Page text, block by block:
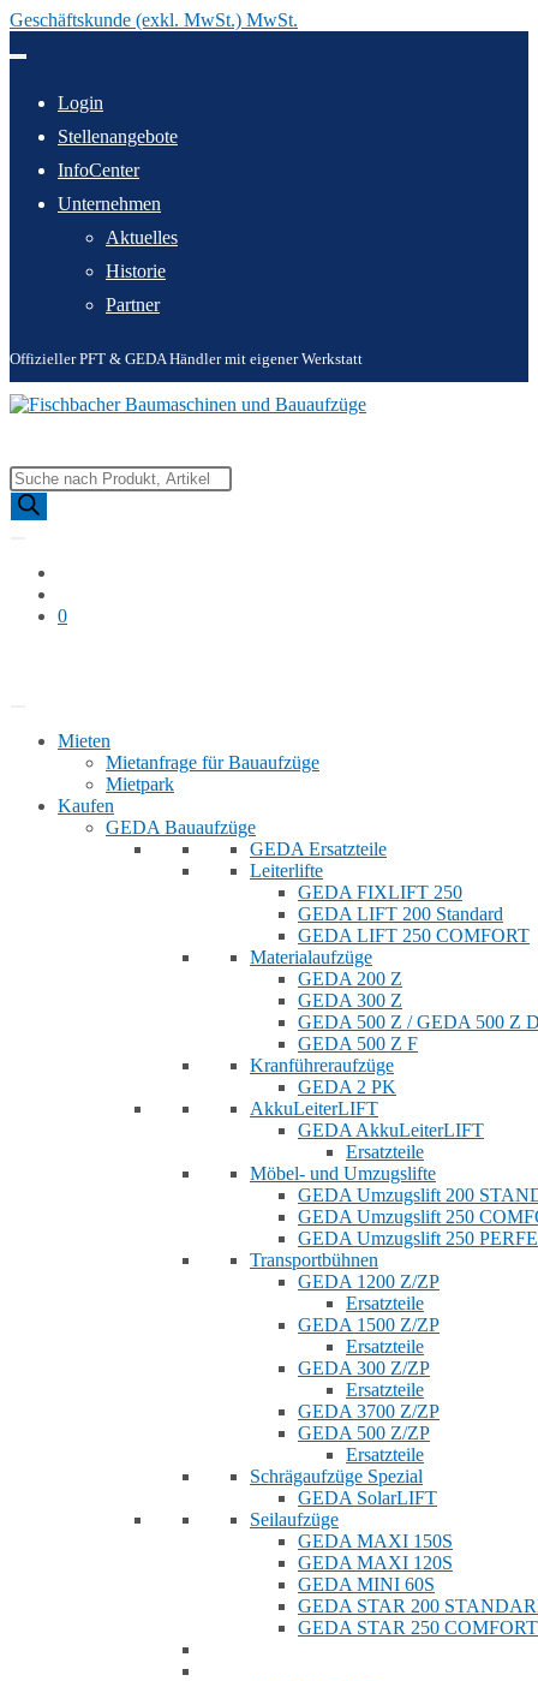
Geschäftskunde (exkl. MwSt.) MwSt.
Inhalt
Login
Stellenangebote
InfoCenter
Unternehmen
Aktuelles
Historie
Partner
Offizieller PFT & GEDA Händler mit eigener Werkstatt
Products
search
0
Mieten
Mietanfrage für Bauaufzüge
Mietpark
Kaufen
GEDA Bauaufzüge
GEDA Ersatzteile
Leiterlifte
GEDA FIXLIFT 250
GEDA LIFT 200 Standard
GEDA LIFT 250 COMFORT
Materialaufzüge
GEDA 200 Z
GEDA 300 Z
GEDA 500 Z / GEDA 500 Z
GEDA 500 Z F
Kranführeraufzüge
GEDA 2 PK
AkkuLeiterLIFT
GEDA AkkuLeiterLIFT
Ersatzteile
Möbel- und Umzugslifte
GEDA Umzugslift 200
GEDA Umzugslift 250
GEDA Umzugslift 250
Transportbühnen
GEDA 1200 Z/ZP
Ersatzteile
GEDA 1500 Z/ZP
Ersatzteile
GEDA 300 Z/ZP
Ersatzteile
GEDA 3700 Z/ZP
GEDA 500 Z/ZP
Ersatzteile
Schrägaufzüge Spezial
GEDA SolarLIFT
Seilaufzüge
GEDA MAXI 150S
GEDA MAXI 120S
GEDA MINI 60S
GEDA STAR 200
GEDA STAR 250 COMFORT